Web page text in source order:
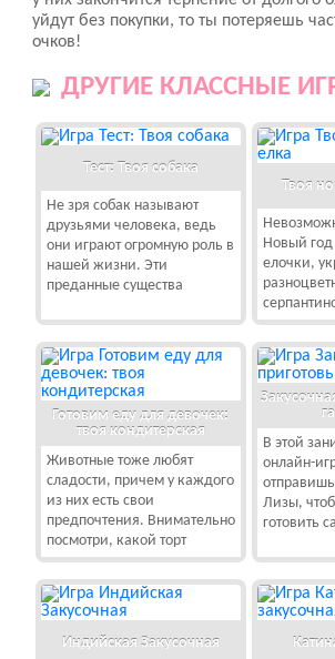
уйдут без покупки, то ты потеряешь
очков!
ДРУГИЕ КЛАССНЫЕ
Тест: Твоя собака
Не зря собак называют
друзьями человека, ведь
они играют огромную роль в
нашей жизни. Эти
преданные существа
Твоя
Новый год
елочки,
Готовим еду для девочек:
твоя кондитерская
Животные тоже любят
сладости, причем у каждого
из них есть свои
предпочтения. Внимательно
посмотри, какой торт
В этой
онлайн-
Лизы,
готовить
Индийская Закусочная